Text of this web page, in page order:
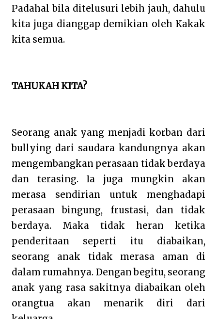
Padahal bila ditelusuri lebih jauh, dahulu
kita juga dianggap demikian oleh Kakak
kita semua.
TAHUKAH KITA?
Seorang anak yang menjadi korban dari
bullying dari saudara kandungnya akan
mengembangkan perasaan tidak berdaya
dan terasing. Ia juga mungkin akan
merasa sendirian untuk menghadapi
perasaan bingung, frustasi, dan tidak
berdaya. Maka tidak heran ketika
penderitaan seperti itu diabaikan,
seorang anak tidak merasa aman di
dalam rumahnya. Dengan begitu, seorang
anak yang rasa sakitnya diabaikan oleh
orangtua akan menarik diri dari